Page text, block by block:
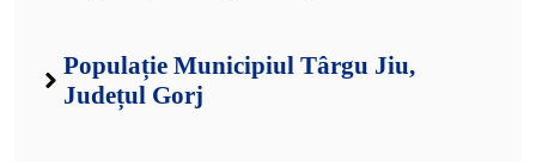
Populație Municipiul Târgu Jiu,
Județul Gorj